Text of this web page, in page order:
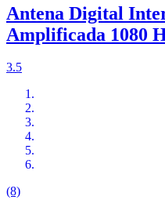
Antena Digital
Amplificada 1080
3.5
(8)